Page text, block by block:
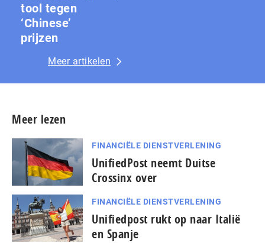
tool tegen
‘Chinese’
prijzen
Meer artikelen
Meer lezen
FINANCIËLE DIENSTVERLENING
UnifiedPost neemt Duitse
Crossinx over
FINANCIËLE DIENSTVERLENING
Unifiedpost rukt op naar Italië
en Spanje